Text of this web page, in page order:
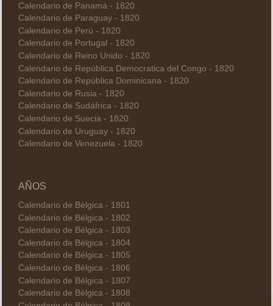
Calendario de Panamá - 1820
Calendario de Paraguay - 1820
Calendario de Perú - 1820
Calendario de Portugal - 1820
Calendario de Reino Unido - 1820
Calendario de República Democratica del Congo - 1820
Calendario de República Dominicana - 1820
Calendario de Rusia - 1820
Calendario de Sudáfrica - 1820
Calendario de Suecia - 1820
Calendario de Uruguay - 1820
Calendario de Venezuela - 1820
AÑOS
Calendario de Bélgica - 1801
Calendario de Bélgica - 1802
Calendario de Bélgica - 1803
Calendario de Bélgica - 1804
Calendario de Bélgica - 1805
Calendario de Bélgica - 1806
Calendario de Bélgica - 1807
Calendario de Bélgica - 1808